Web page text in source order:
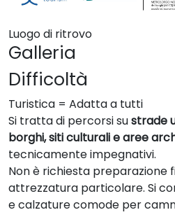
Luogo di ritrovo
Galleria
Difficoltà
Turistica = Adatta a tutti
Si tratta di percorsi sustrade
borghi, siti culturali e aree
tecnicamente impegnativi.
Non è richiesta preparazione
attrezzatura particolare. Si
e calzature comode per